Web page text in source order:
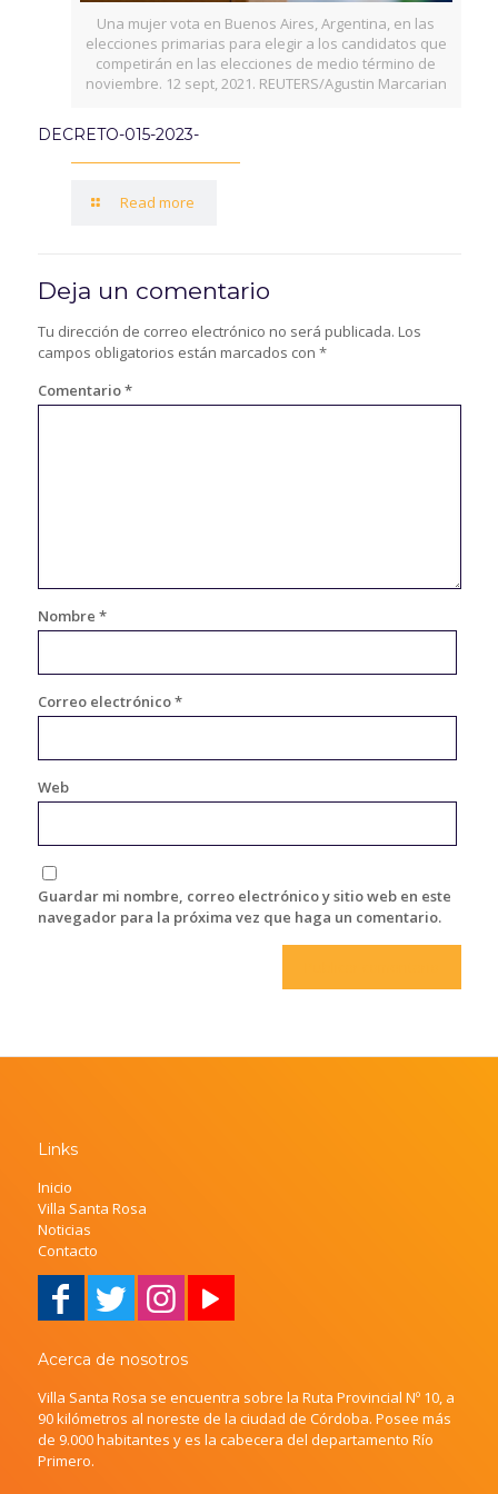
Una mujer vota en Buenos Aires, Argentina, en las
elecciones primarias para elegir a los candidatos que
competirán en las elecciones de medio término de
noviembre. 12 sept, 2021. REUTERS/Agustin Marcarian
DECRETO-015-2023-
Read more
Deja un comentario
Tu dirección de correo electrónico no será publicada. Los
campos obligatorios están marcados con *
Comentario*
Nombre *
Correo electrónico*
Web
Guardar mi nombre, correo electrónico y sitio web en este
navegador para la próxima vez que haga un comentario.
Links
Inicio
Villa Santa Rosa
Noticias
Contacto
Acerca de nosotros
Villa Santa Rosa se encuentra sobre la Ruta Provincial Nº 10, a
90 kilómetros al noreste de la ciudad de Córdoba. Posee más
de 9.000 habitantes y es la cabecera del departamento Río
Primero.